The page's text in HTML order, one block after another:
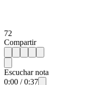
72
Compartir
Escuchar nota
0:00 /0:37